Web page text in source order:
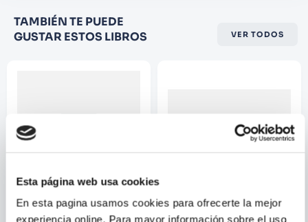
Esta página web usa cookies
En esta pagina usamos cookies para ofrecerte la mejor
experiencia online. Para mayor información sobre el uso
Califique el producto de 1 a 5
estrellas
Escribir comentario
TAMBIÉN TE PUEDE
GUSTAR ESTOS LIBROS
VER TODOS
DORIS CARRANZA